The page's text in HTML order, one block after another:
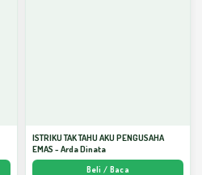
ISTRIKU TAK TAHU AKU PENGUSAHA
EMAS - Arda Dinata
Beli / Baca